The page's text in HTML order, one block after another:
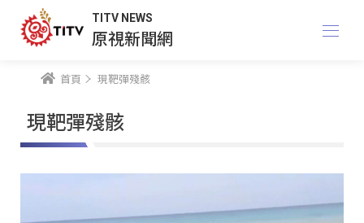
TITV NEWS
原視新聞網
首頁 現靶彈殘骸
現靶彈殘骸